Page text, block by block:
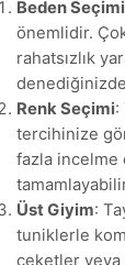
Beden
önemlidir.
rahatsızlık
denediğinizde
Renk Seçimi:
tercihinize
fazla incelme
Üst Giyim:
tuniklerle
ceketler veya